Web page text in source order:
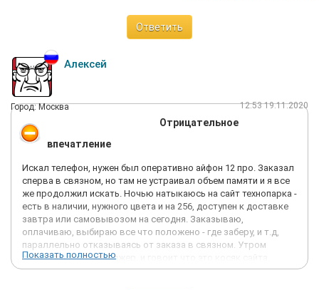
Ответить
Алексей
Город: Москва 12:53 19.11.2020
Отрицательное
впечатление
Искал телефон, нужен был оперативно айфон 12 про. Заказал
сперва в связном, но там не устраивал объем памяти и я все
же продолжил искать. Ночью натыкаюсь на сайт технопарка -
есть в наличии, нужного цвета и на 256, доступен к доставке
завтра или самовывозом на сегодня. Заказываю,
оплачиваю, выбираю все что положено - где заберу, и т.д,
параллельно отказываясь от заказа в связном. Утром
перезванивает менеджер, и говоит что это косяк сайта,
телефонов нет, а то что наличие показывает - так это из-за
Показать полностью